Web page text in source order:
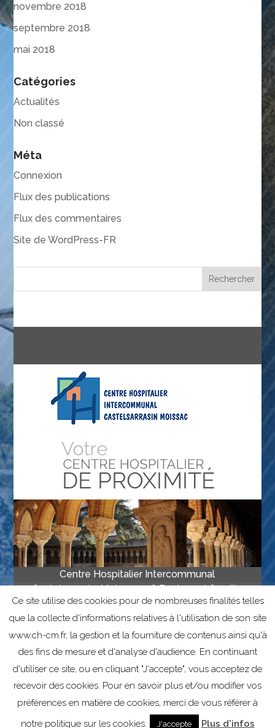
novembre 2018
septembre 2018
mai 2018
Catégories
Actualités
Non classé
Méta
Connexion
Flux des publications
Flux des commentaires
Site de WordPress-FR
Centre Hospitalier Intercommunal
Castelsarrasin-Moissac • 16 Boulevard Camille
Delthil, 82201 Moissac • Tél 05 63 04 67 00
• Fax 05 63 04 67 67
Mentions légales Informations sur les cookies
Ce site utilise des cookies pour de nombreuses finalités telles
que la collecte d'informations relatives à l'utilisation de son site
www.ch-cm.fr, la gestion et la fourniture de contenus ainsi qu'à
des fins de mesure et d'analyse d'audience. En continuant
d'utiliser ce site, ou en cliquant "J'accepte", vous acceptez de
recevoir des cookies. Pour en savoir plus et/ou modifier vos
préférences en matière de cookies, merci de vous référer à
notre politique sur les cookies.
J'accepte Plus d'infos